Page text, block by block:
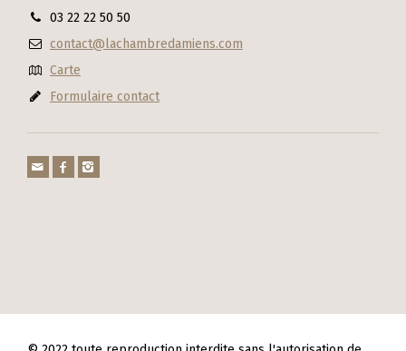
03 22 22 50 50
contact@lachambredamiens.com
Carte
Formulaire contact